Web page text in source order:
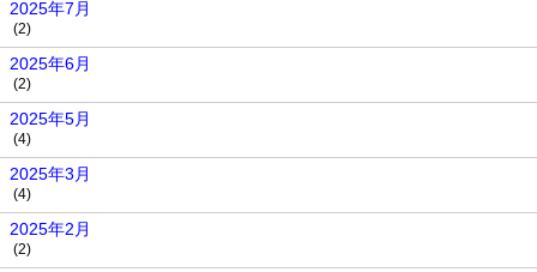
2025年7月
(2)
2025年6月
(2)
2025年5月
(4)
2025年3月
(4)
2025年2月
(2)